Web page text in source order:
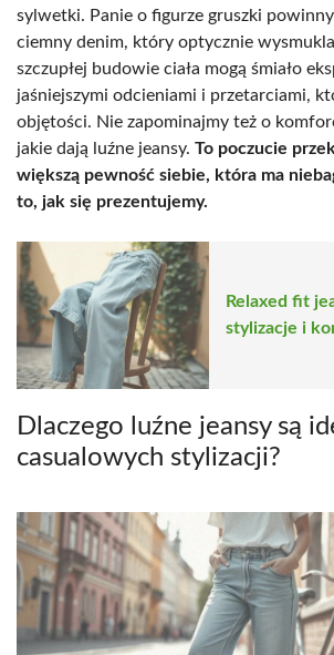
sylwetki. Panie o figurze gruszki
ciemny denim, który optycznie
szczupłej budowie ciała mogą śmiało
jaśniejszymi odcieniami i przetarciami,
objętości. Nie zapominajmy też o
jakie dają luźne jeansy. To poczucie
większą pewność siebie, która ma
to, jak się prezentujemy.
Relaxed fit
stylizacje i
Dlaczego luźne jeansy są
casualowych stylizacji?